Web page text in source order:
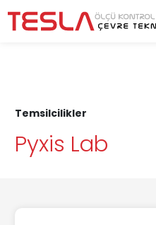
Temsilcilikler
Pyxis Lab